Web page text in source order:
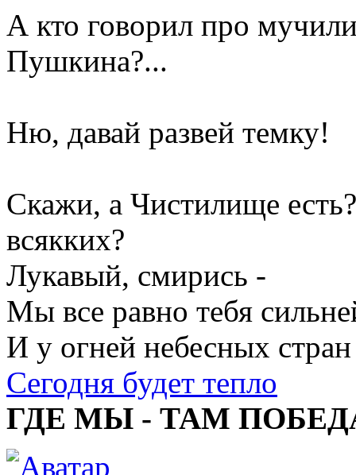
А кто говорил про
Пушкина?...
Ню, давай развей темку!
Скажи, а Чистилище
всякких?
Лукавый, смирись -
Мы все равно тебя
И у огней небесных стран
Сегодня будет тепло
ГДЕ МЫ - ТАМ